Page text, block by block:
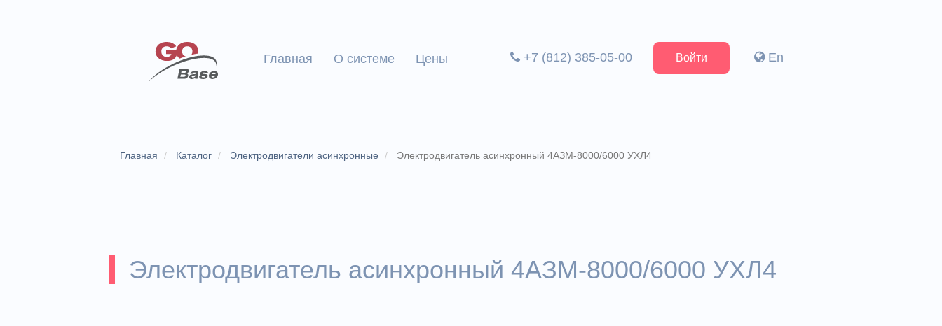
Главная О системе Цены +7 (812) 385-05-00 Войти En
Главная Каталог Электродвигатели асинхронные Электродвигатель асинхронный 4АЗМ-8000/6000 УХЛ4
Электродвигатель асинхронный 4АЗМ-8000/6000 УХЛ4